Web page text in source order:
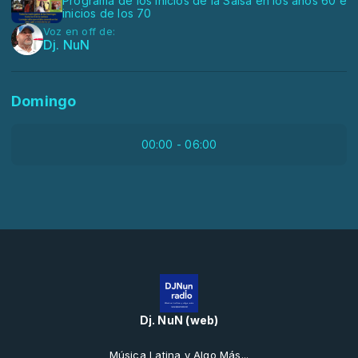
inicios de los 70
Voz en off de:
Dj. NuN
Domingo
00:00 - 06:00
Dj. NuN (web)
Música Latina y Algo Más...